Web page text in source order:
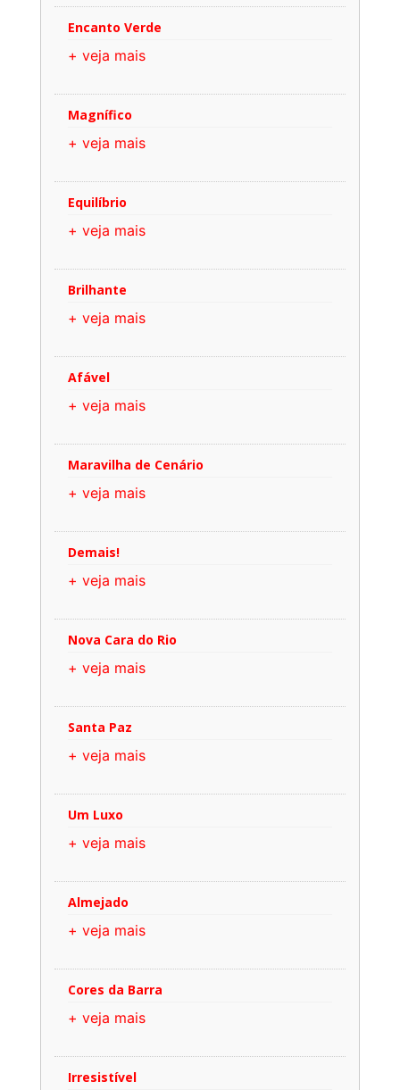
Encanto Verde
+ veja mais
Magnífico
+ veja mais
Equilíbrio
+ veja mais
Brilhante
+ veja mais
Afável
+ veja mais
Maravilha de Cenário
+ veja mais
Demais!
+ veja mais
Nova Cara do Rio
+ veja mais
Santa Paz
+ veja mais
Um Luxo
+ veja mais
Almejado
+ veja mais
Cores da Barra
+ veja mais
Irresistível